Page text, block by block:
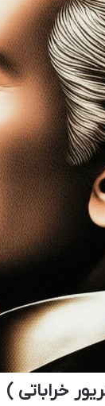
خراباتی )